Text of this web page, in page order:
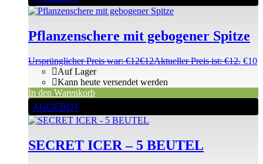
Pflanzenschere mit gebogener Spitze
Ursprünglicher Preis war: €12€12Aktueller Preis ist: €12. €10
Auf Lager
Kann heute versendet werden
In den Warenkorb
ANGEBOT
SECRET ICER – 5 BEUTEL